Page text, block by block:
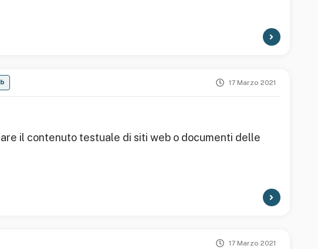
17 Marzo 2021
il contenuto testuale di siti web o documenti delle
17 Marzo 2021